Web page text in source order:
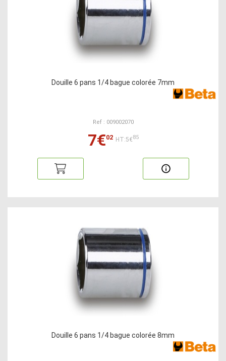
Douille 6 pans 1/4 bague colorée 7mm
Ref : 009002070
7€02 HT:5€85
Douille 6 pans 1/4 bague colorée 8mm